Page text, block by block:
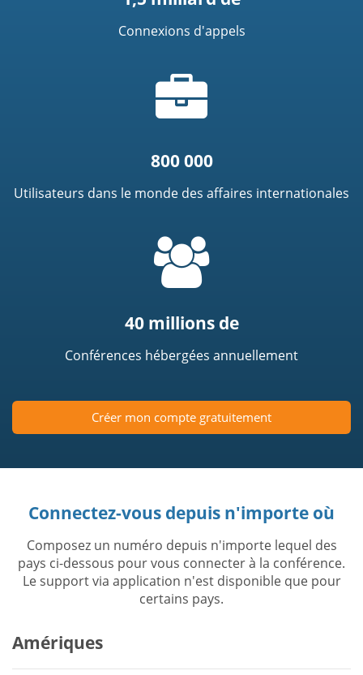
Connexions d'appels
de
mallette
800 000
Utilisateurs dans le monde des affaires internationales
40 millions de
Conférences hébergées annuellement
Créer mon compte gratuitement
Connectez-vous depuis n'importe où
Composez un numéro depuis n'importe lequel des
pays ci-dessous pour vous connecter à la conférence.
Le support via application n'est disponible que pour
certains pays.
Amériques